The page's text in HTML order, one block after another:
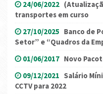
24/06/2022
transportes em curso
27/10/2025 Banco de
Setor” e “Quadros da
01/06/2017 Novo
09/12/2021 Salário
CCTV para 2022